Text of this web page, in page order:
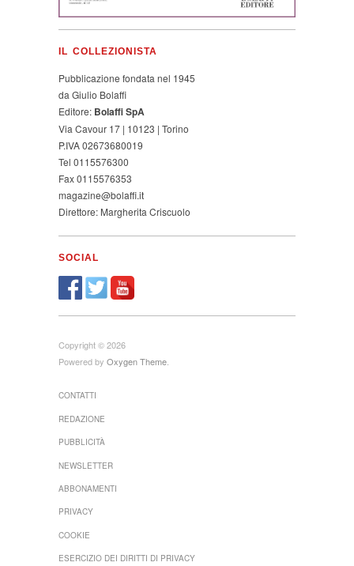
IL COLLEZIONISTA
Pubblicazione fondata nel 1945
da Giulio Bolaffi
Editore: Bolaffi SpA
Via Cavour 17 | 10123 | Torino
P.IVA 02673680019
Tel 0115576300
Fax 0115576353
magazine@bolaffi.it
Direttore: Margherita Criscuolo
SOCIAL
Copyright © 2026
Powered by Oxygen Theme.
CONTATTI
REDAZIONE
PUBBLICITÀ
NEWSLETTER
ABBONAMENTI
PRIVACY
COOKIE
ESERCIZIO DEI DIRITTI DI PRIVACY